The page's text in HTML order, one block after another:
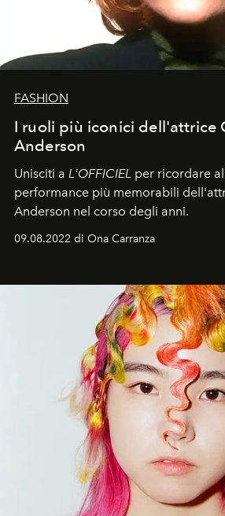
FASHION
I ruoli più iconici dell'attrice
Anderson
Unisciti a L'OFFICIEL per ricordare
performance più memorabili
Anderson nel corso degli anni.
09.08.2022 di Ona Carranza